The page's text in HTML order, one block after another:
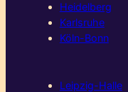
Heidelberg
Karlsruhe
Köln-Bonn
Leipzig-Halle